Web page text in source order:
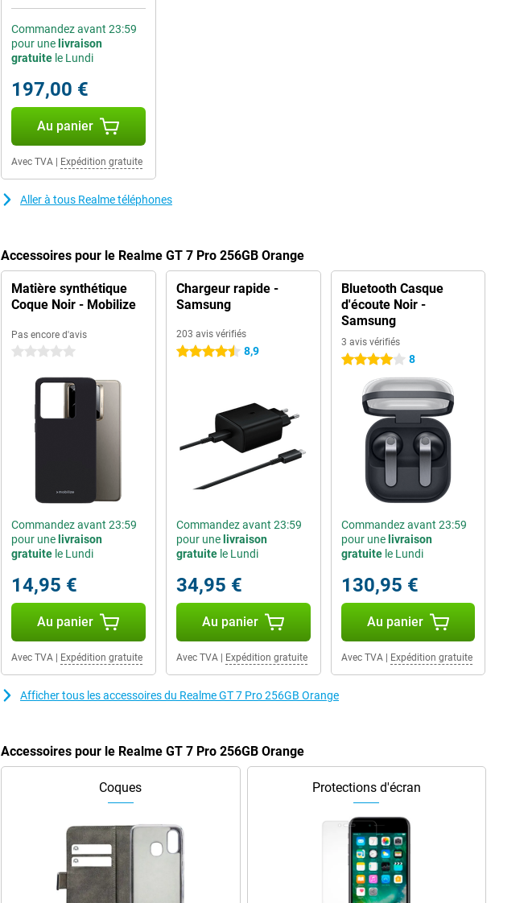
Commandez avant 23:59
pour une livraison
gratuite le Lundi
197,00 €
Au panier
Avec TVA Expédition gratuite
Aller à tous Realme téléphones
Accessoires pour le Realme GT 7 Pro 256GB Orange
Matière synthétique
Coque Noir - Mobilize
Pas encore d'avis
0 étoiles
Commandez avant 23:59
pour une livraison
gratuite le Lundi
14,95 €
Au panier
Avec TVA Expédition gratuite
Chargeur rapide -
Samsung
203 avis vérifiés
4.5 étoiles 8,9
Commandez avant 23:59
pour une livraison
gratuitele Lundi
34,95 €
Au panier
Avec TVA| Expédition gratuite
Bluetooth Casque
d'écoute Noir -
Samsung
3 avis vérifiés
4 étoiles 8
Commandez avant 23:59
pour une livraison
gratuitele Lundi
130,95 €
Au panier
Avec TVA| Expédition gratuite
Afficher tous les accessoires du Realme GT 7 Pro 256GB Orange
Accessoires pour le Realme GT 7 Pro 256GB Orange
Coques Protections d'écran